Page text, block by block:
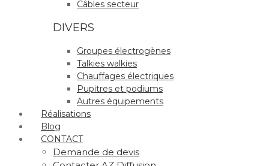
Câbles secteur
DIVERS
Groupes électrogènes
Talkies walkies
Chauffages électriques
Pupitres et podiums
Autres équipements
Réalisations
Blog
CONTACT
Demande de devis